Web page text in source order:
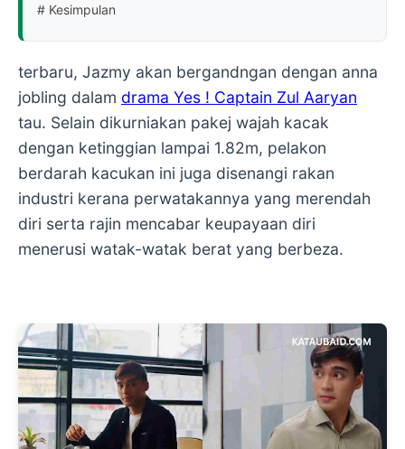
# Kesimpulan
terbaru, Jazmy akan bergandngan dengan anna
jobling dalam drama Yes ! Captain Zul Aaryan
tau. Selain dikurniakan pakej wajah kacak
dengan ketinggian lampai 1.82m, pelakon
berdarah kacukan ini juga disenangi rakan
industri kerana perwatakannya yang merendah
diri serta rajin mencabar keupayaan diri
menerusi watak-watak berat yang berbeza.